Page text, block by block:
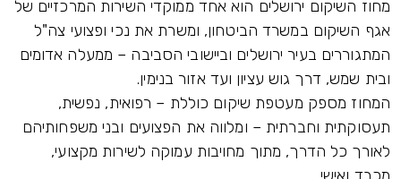
מחוז השיקום ירושלים הוא אחד ממוקדי השירות המרכזיים של
אגף השיקום במשרד הביטחון, ומשרת את נכי ופצועי צה"ל
המתגוררים בעיר ירושלים וביישובי הסביבה – ממעלה אדומים
ובית שמש, דרך גוש עציון ועד אזור בנימין.
המחוז מספק מעטפת שיקום כוללת – רפואית, נפשית,
תעסוקתית וחברתית – ומלווה את הפצועים ובני משפחותיהם
לאורך כל הדרך, מתוך מחויבות עמוקה לשירות מקצועי,